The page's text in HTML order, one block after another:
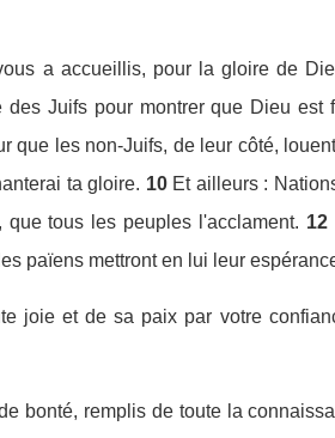
a accueillis, pour la gloire de
Juifs pour montrer que Dieu est
que les non-Juifs, de leur côté,
ta gloire. 10 Et ailleurs :
tous les peuples l'acclament. 12
païens mettront en lui leur
joie et de sa paix par votre
bonté, remplis de toute la